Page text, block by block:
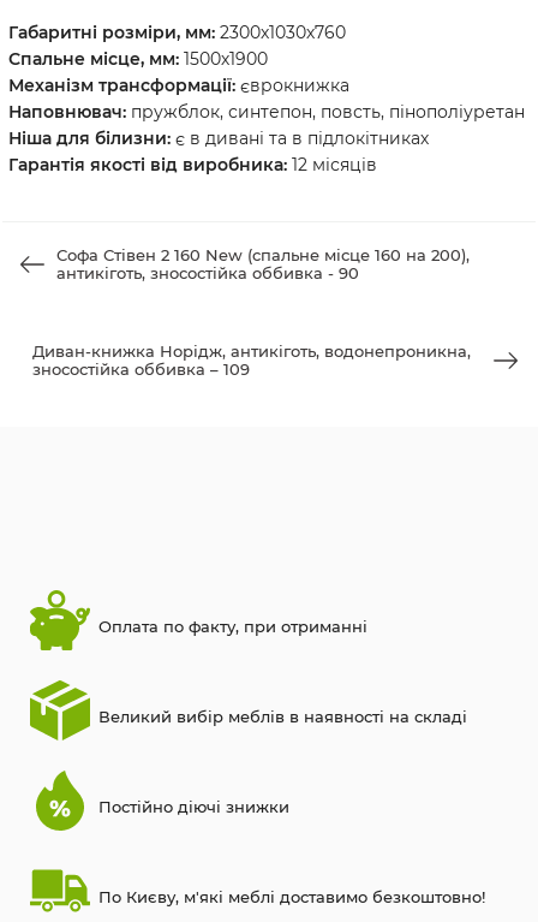
Габаритні розміри, мм: 2300х1030х760
Спальне місце, мм: 1500х1900
Механізм трансформації: єврокнижка
Наповнювач: пружблок, синтепон, повсть, пінополіуретан
Ніша для білизни: є в дивані та в підлокітниках
Гарантія якості від виробника: 12 місяців
Софа Стівен 2 160 New (спальне місце 160 на 200),
антикіготь, зносостійка оббивка - 90
Диван-книжка Норідж, антикіготь, водонепроникна,
зносостійка оббивка – 109
Оплата по факту, при отриманні
Великий вибір меблів в наявності на складі
Постійно діючі знижки
По Києву, м'які меблі доставимо безкоштовно!